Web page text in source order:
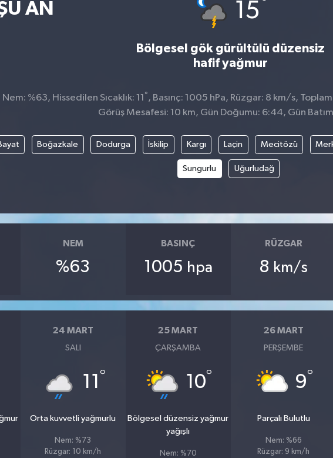
AN 15
Bölgesel gök gürültülü düzensiz
hafif yağmur
Nem: %63, Hissedilen Sıcaklık: 11 ° , Basınç: 1005 hPa, Rüzgar: 8 km/s,
Görüş Mesafesi: 10 km, Gün Doğumu: 6:44, Gün
Boğazkale Dodurga İskilip Kargı Laçin Mecitözü
Sungurlu Uğurludağ
NEM
%63
BASINÇ
1005 hpa
RÜZGAR
8 km/s
24 MART
SALI
11 °
Orta kuvvetli yağmurlu
Nem: %73
Rüzgar: 10 km/h
25 MART
ÇARŞAMBA
10°
Bölgesel düzensiz yağmur
yağışlı
Nem: %70
26 MART
PERŞEMBE
9°
Parçalı Bulutlu
Nem: %66
Rüzgar: 9 km/h